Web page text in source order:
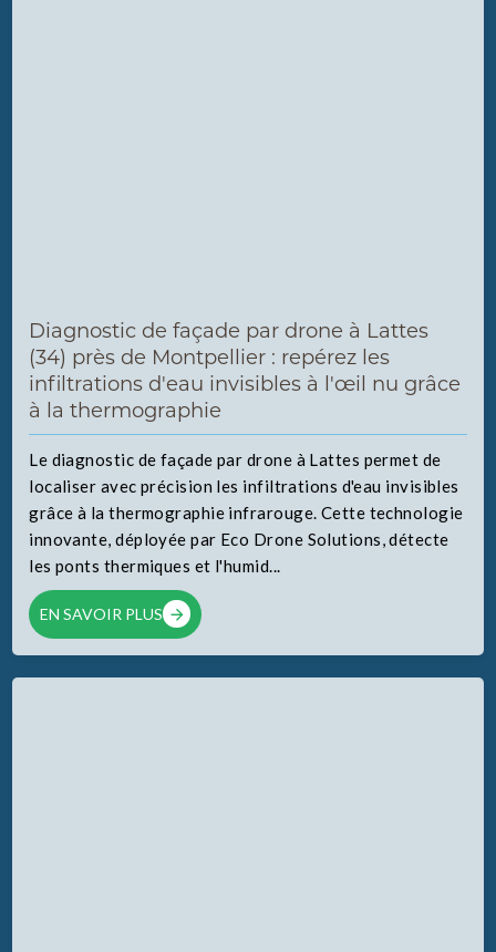
Diagnostic de façade par drone à Lattes
(34) près de Montpellier : repérez les
infiltrations d'eau invisibles à l'œil nu grâce
à la thermographie
Le diagnostic de façade par drone à Lattes permet de
localiser avec précision les infiltrations d'eau invisibles
grâce à la thermographie infrarouge. Cette technologie
innovante, déployée par Eco Drone Solutions, détecte
les ponts thermiques et l'humid...
EN SAVOIR PLUS